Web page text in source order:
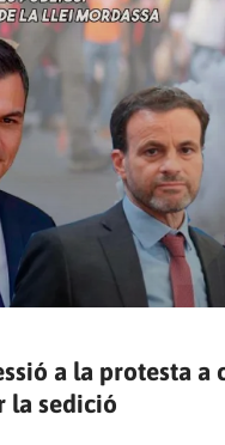
a la protesta a
la sedició